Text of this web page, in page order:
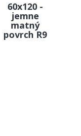
60x120 -
jemne
matný
povrch R9